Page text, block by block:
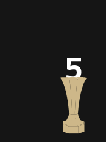
5